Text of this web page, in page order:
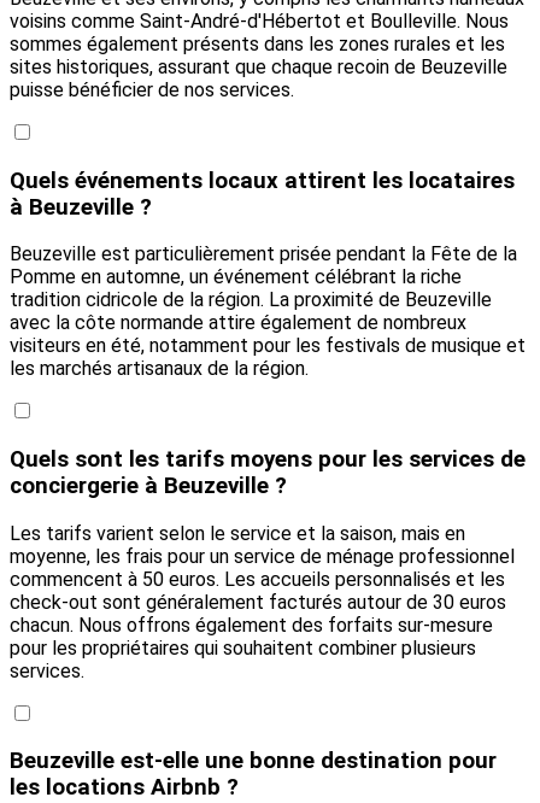
voisins comme Saint-André-d'Hébertot et Boulleville. Nous
sommes également présents dans les zones rurales et les
sites historiques, assurant que chaque recoin de Beuzeville
puisse bénéficier de nos services.
Quels événements locaux attirent les locataires
à Beuzeville ?
Beuzeville est particulièrement prisée pendant la Fête de la
Pomme en automne, un événement célébrant la riche
tradition cidricole de la région. La proximité de Beuzeville
avec la côte normande attire également de nombreux
visiteurs en été, notamment pour les festivals de musique et
les marchés artisanaux de la région.
Quels sont les tarifs moyens pour les services de
conciergerie à Beuzeville ?
Les tarifs varient selon le service et la saison, mais en
moyenne, les frais pour un service de ménage professionnel
commencent à 50 euros. Les accueils personnalisés et les
check-out sont généralement facturés autour de 30 euros
chacun. Nous offrons également des forfaits sur-mesure
pour les propriétaires qui souhaitent combiner plusieurs
services.
Beuzeville est-elle une bonne destination pour
les locations Airbnb ?